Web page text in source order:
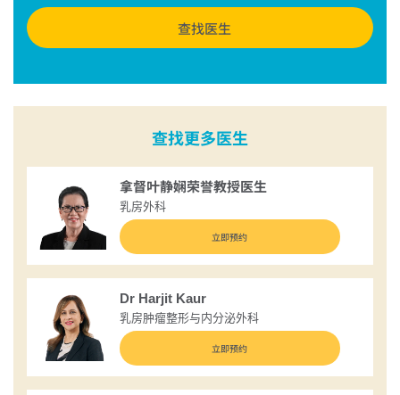
查找医生
查找更多医生
拿督叶静娴荣誉教授医生
乳房外科
立即预约
Dr Harjit Kaur
乳房肿瘤整形与内分泌外科
立即预约